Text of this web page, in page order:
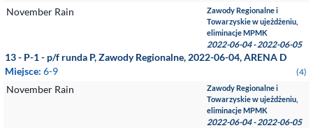
November Rain
Zawody Regionalne i
Towarzyskie w ujeżdżeniu,
eliminacje MPMK
2022-06-04 - 2022-06-05
13 - P-1 - p/f runda P, Zawody Regionalne, 2022-06-04, ARENA D
Miejsce: 6-9 (4)
November Rain
Zawody Regionalne i
Towarzyskie w ujeżdżeniu,
eliminacje MPMK
2022-06-04 - 2022-06-05